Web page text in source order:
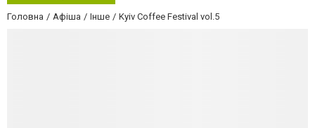
Головна Афіша Інше Kyiv Coffee Festival vol.5